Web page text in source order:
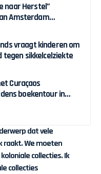
naar Herstel”
Amsterdam
Meliani
vraagt kinderen om
tegen sikkelcelziekte
Curaçaos
boekentour in
dat vele
raakt. We moeten
collecties. Ik
collecties